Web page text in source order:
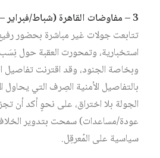
3 – مفاوضات القاهرة (شباط/فبراير – آذار/مارس 2024)
تتابعت جولات غير مباشرة بحضور
استخبارية، وتمحورت العقبة حول نِسَب
وبخاصة الجنود، وقد اقترنت تفاصيل
بالتفاصيل الأمنية الصِرف التي يحاول
الجولة بلا اختراق، على نحوٍ أكد أن
عودة/مساعدات) سمحت بتدوير
سياسية على المُعرقِل.